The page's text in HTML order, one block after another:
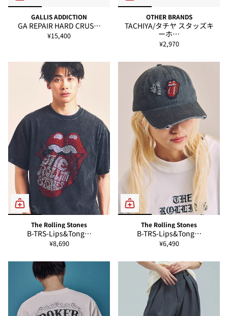
GALLIS ADDICTION
GA REPAIR HARD CRUS…
¥15,400
OTHER BRANDS
TACHIYA/タチヤ スタッズキ
ーホ…
¥2,970
The Rolling Stones
B-TRS-Lips&Tong…
¥8,690
The Rolling Stones
B-TRS-Lips&Tong…
¥6,490